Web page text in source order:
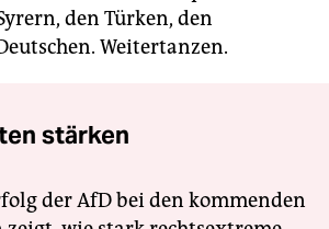
den Türken, den
Weitertanzen.
stärken
der AfD bei den kommenden